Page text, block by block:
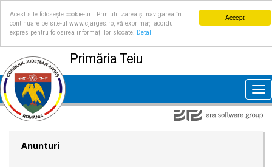
Accept
Acest site folosește cookie-uri. Prin utilizarea și navigarea în
continuare pe site-ul www.cjarges.ro, vă exprimați acordul
expres pentru folosirea informațiilor stocate.
Detalii
Primăria Teiu
Anunturi